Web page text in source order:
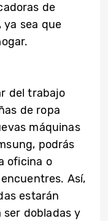
de
ya sea que
del trabajo
de ropa
máquinas
podrás
oficina o
Así,
estarán
ser dobladas y